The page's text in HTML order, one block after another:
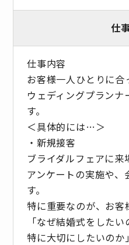
仕
仕事内容
お客様一人ひとりに合
ウェディングプランナ
す。
＜具体的には…＞
・新規接客
ブライダルフェアに
アンケートの実施や、
す。
特に重要なのが、お客
「なぜ結婚式をした
特に大切にしたいのか